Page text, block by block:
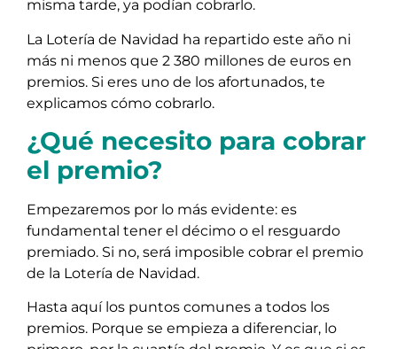
misma tarde, ya podían cobrarlo.
La Lotería de Navidad ha repartido este año ni
más ni menos que 2 380 millones de euros en
premios. Si eres uno de los afortunados, te
explicamos cómo cobrarlo.
¿Qué necesito para cobrar
el premio?
Empezaremos por lo más evidente: es
fundamental tener el décimo o el resguardo
premiado. Si no, será imposible cobrar el premio
de la Lotería de Navidad.
Hasta aquí los puntos comunes a todos los
premios. Porque se empieza a diferenciar, lo